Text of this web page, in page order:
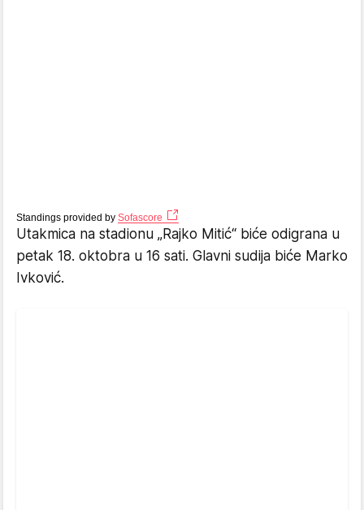
Standings provided by Sofascore
Utakmica na stadionu „Rajko Mitić“ biće odigrana u
petak 18. oktobra u 16 sati. Glavni sudija biće Marko
Ivković.